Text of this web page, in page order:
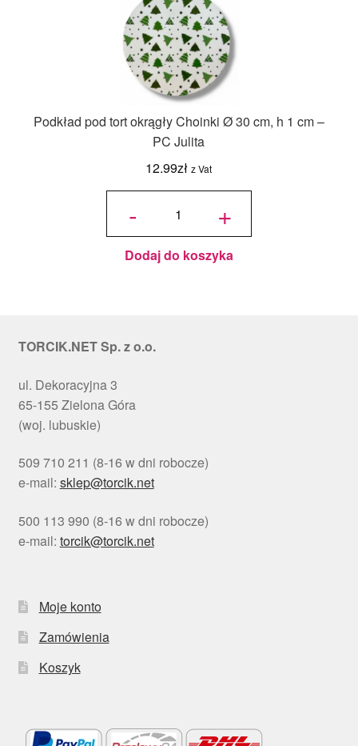
Podkład pod tort okrągły Choinki Ø 30 cm, h 1 cm –
PC Julita
12.99zł z Vat
-
ilość
okrągły
Choinki
Ø 30
cm, h 1
cm - PC
+
Dodaj do koszyka
TORCIK.NET Sp. z o.o.
ul. Dekoracyjna 3
65-155 Zielona Góra
(woj. lubuskie)
509 710 211 (8-16 w dni robocze)
e-mail: sklep@torcik.net
500 113 990 (8-16 w dni robocze)
e-mail: torcik@torcik.net
Moje konto
Zamówienia
Koszyk